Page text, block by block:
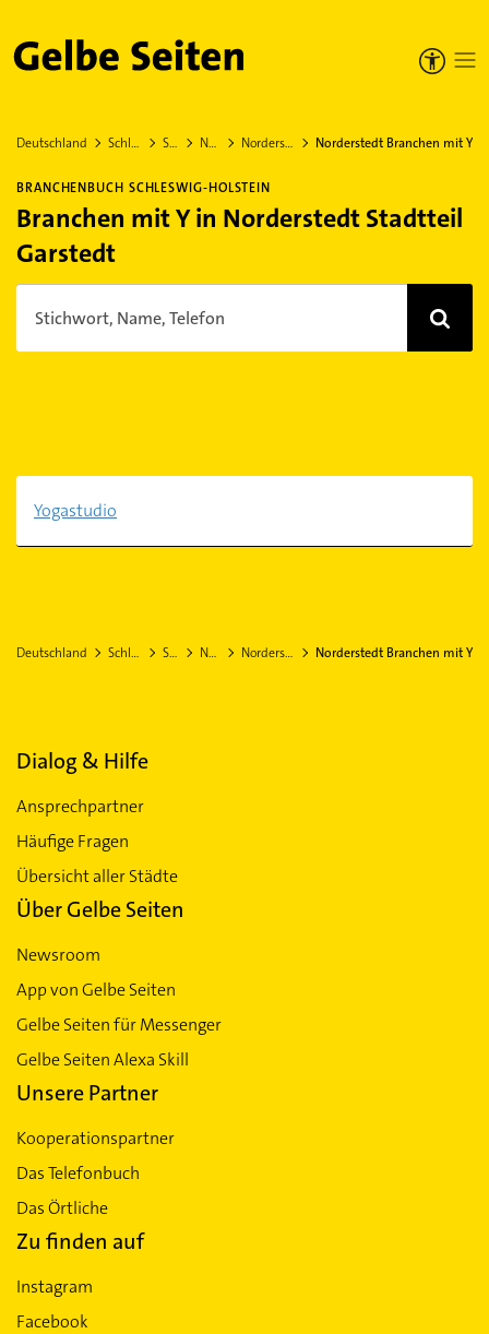
Gelbe Seiten
Deutschland Schleswig-Holstein Segeberg Norderstedt Norderstedt Stadtteil Garstedt Norderstedt Branchen mit Y
BRANCHENBUCH SCHLESWIG-HOLSTEIN
Branchen mit Y in Norderstedt Stadtteil
Garstedt
Stichwort, Name, Telefon
Yogastudio
Deutschland Schleswig-Holstein Segeberg Norderstedt Norderstedt Stadtteil Garstedt Norderstedt Branchen mit Y
Dialog & Hilfe
Ansprechpartner
Häufige Fragen
Übersicht aller Städte
Über Gelbe Seiten
Newsroom
App von Gelbe Seiten
Gelbe Seiten für Messenger
Gelbe Seiten Alexa Skill
Unsere Partner
Kooperationspartner
Das Telefonbuch
Das Örtliche
Zu finden auf
Instagram
Facebook